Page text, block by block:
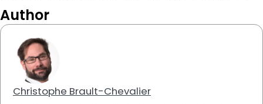
Author
Christophe Brault-Chevalier